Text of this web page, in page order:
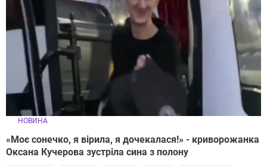
НОВИНА
«Моє сонечко, я вірила, я дочекалася!» - криворожанка
Оксана Кучерова зустріла сина з полону